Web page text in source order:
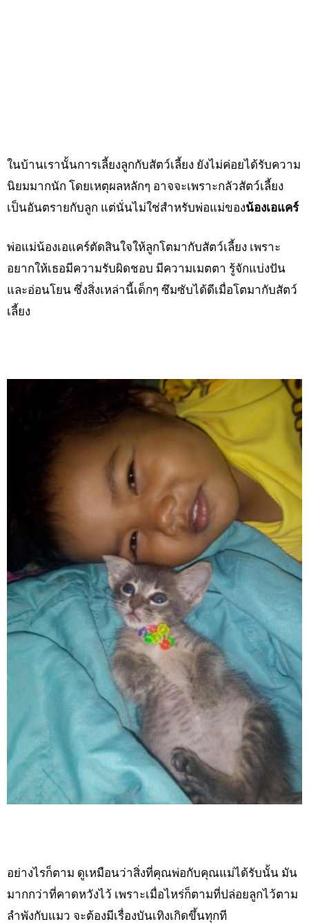
ในบ้านเรานั้นการเลี้ยงลูกกับสัตว์เลี้ยง ยังไม่ค่อยได้รับความ
นิยมมากนัก โดยเหตุผลหลักๆ อาจจะเพราะกลัวสัตว์เลี้ยง
เป็นอันตรายกับลูก แต่นั่นไม่ใช่สำหรับพ่อแม่ของน้องเอแคร์
พ่อแม่น้องเอแคร์ตัดสินใจให้ลูกโตมากับสัตว์เลี้ยง เพราะ
อยากให้เธอมีความรับผิดชอบ มีความเมตตา รู้จักแบ่งปัน
และอ่อนโยน ซึ่งสิ่งเหล่านี้เด็กๆ ซึมซับได้ดีเมื่อโตมากับสัตว์
เลี้ยง
อย่างไรก็ตาม ดูเหมือนว่าสิ่งที่คุณพ่อกับคุณแม่ได้รับนั้น มัน
มากกว่าที่คาดหวังไว้ เพราะเมื่อไหร่ก็ตามที่ปล่อยลูกไว้ตาม
ลำพังกับแมว จะต้องมีเรื่องบันเทิงเกิดขึ้นทุกที